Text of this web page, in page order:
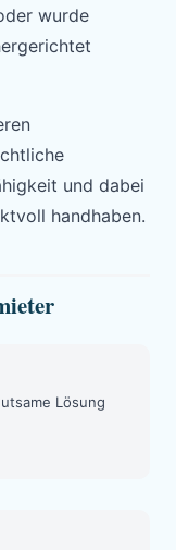
wurde
und dabei
handhaben.
Lösung